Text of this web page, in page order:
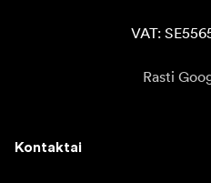
VAT:
Rasti
Kontaktai